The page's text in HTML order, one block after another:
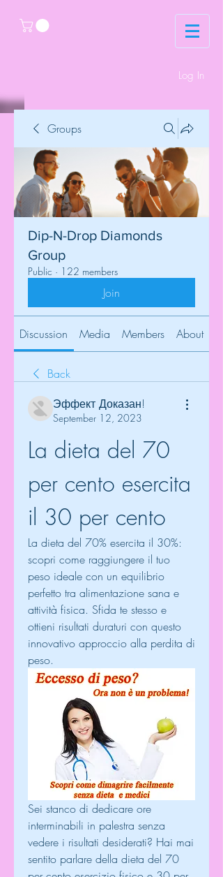
Log In
Groups
Dip-N-Drop Diamonds
Group
Public · 122 members
Join
Discussion Media Members About
Back
Эффект Доказан!
September 12, 2023
La dieta del 70
per cento esercita
il 30 per cento
La dieta del 70% esercita il 30%:
scopri come raggiungere il tuo
peso ideale con un equilibrio
perfetto tra alimentazione sana e
attività fisica. Sfida te stesso e
ottieni risultati duraturi con questo
innovativo approccio alla perdita di
peso.
Sei stanco di dedicare ore
interminabili in palestra senza
vedere i risultati desiderati? Hai mai
sentito parlare della dieta del 70